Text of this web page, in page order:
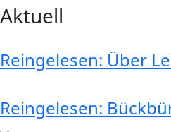
Aktuell
Reingelesen: Über
Reingelesen: